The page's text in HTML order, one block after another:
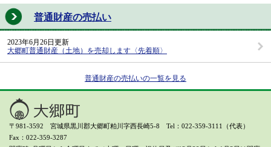
普通財産の売払い
2023年6月26日更新
大郷町普通財産（土地）を売却します〈先着順〉
普通財産の売払いの一覧を見る
〒981-3592 宮城県黒川郡大郷町粕川字西長崎5-8 Tel：022-359-3111（代表）
Fax：022-359-3287